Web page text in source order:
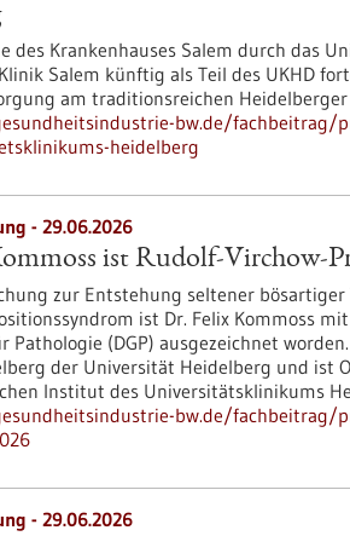
des Krankenhauses Salem durch das
Salem künftig als Teil des UKHD
am traditionsreichen
bw.de/fachbeitrag/
heidelberg
- 29.06.2026
ist Rudolf-Virchow-
zur Entstehung seltener
ist Dr. Felix Kommoss
Pathologie (DGP) ausgezeichnet
der Universität Heidelberg und ist
Institut des Universitätsklinikums
bw.de/fachbeitrag/
- 29.06.2026